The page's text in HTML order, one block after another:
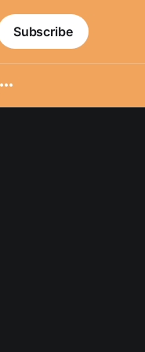
Subscribe